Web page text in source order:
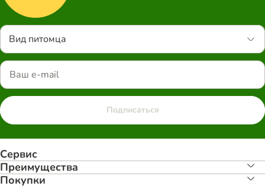
Вид питомца
Подписаться
Сервис
Преимуществa
Покупки